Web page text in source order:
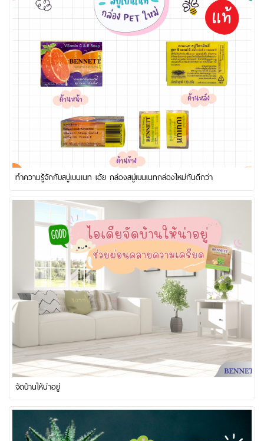
ทำความรู้จักกับสบู่เบนเนท เอ้ย กล่องสบู่เบนเนทกล่องใหม่กันดีกว่า
จัดบ้านให้น่าอยู่